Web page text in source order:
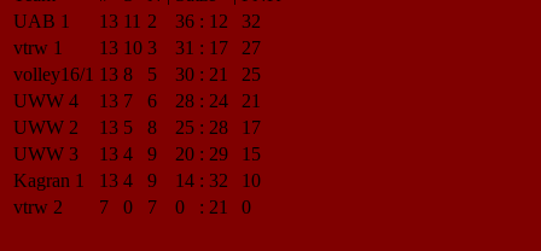
UAB 1
13 11 2 36 : 12
32
vtrw 1
13 10 3 31 : 17
27
volley16/1 13 8 5 30 : 21
25
UWW 4
13 7 6 28 : 24
21
UWW 2
13 5 8 25 : 28
17
UWW 3
13 4 9 20 : 29
15
Kagran 1
13 4 9 14 : 32
10
vtrw 2
7 0 7 0 : 21 0